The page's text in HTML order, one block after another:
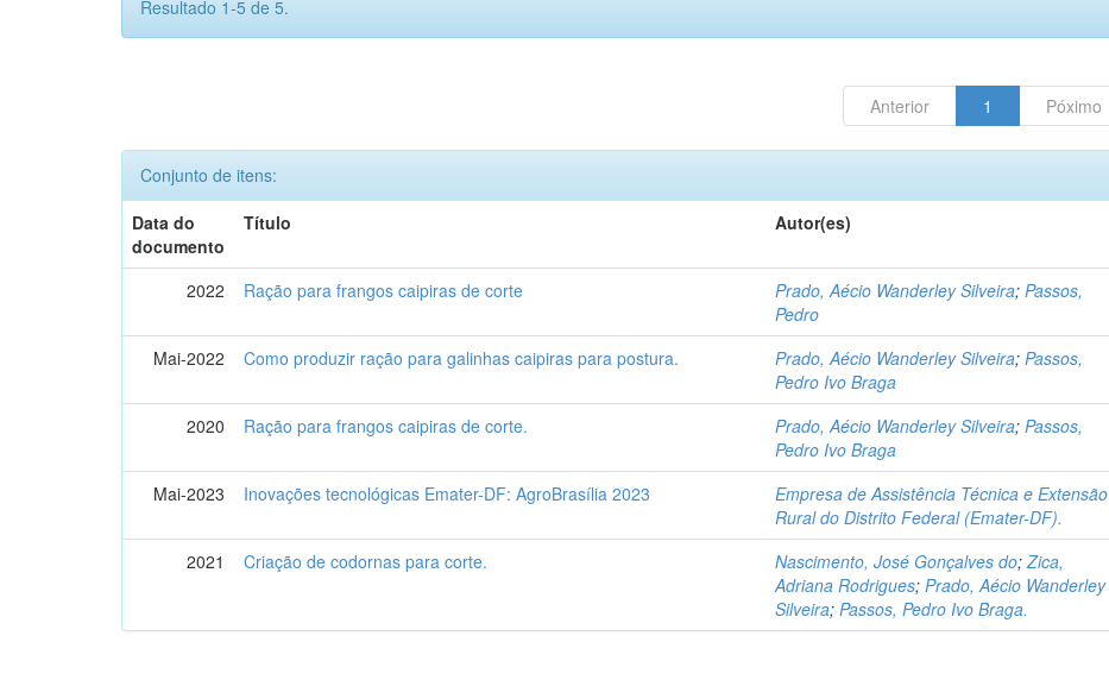
Resultado 1-5 de 5.
Anterior 1 Póximo
Conjunto de itens:
Data do
documento
Título Autor(es)
2022 Ração para frangos caipiras de corte Prado, Aécio Wanderley Silveira;Passos,
Pedro
Mai-2022
Como produzir ração para galinhas caipiras para postura. Prado, Aécio Wanderley Silveira;Passos,
Pedro Ivo Braga
2020
Ração para frangos caipiras de corte. Prado, Aécio Wanderley Silveira;Passos,
Pedro Ivo Braga
Mai-2023
Inovações tecnológicas Emater-DF: AgroBrasília 2023
Empresa de Assistência Técnica e Extensão
Rural do Distrito Federal (Emater-DF).
2021
Criação de codornas para corte. Nascimento, José Gonçalves do;Zica,
Adriana Rodrigues;Prado, Aécio Wanderley
Silveira;Passos, Pedro Ivo Braga.